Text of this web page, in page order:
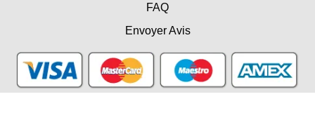
FAQ
Envoyer Avis